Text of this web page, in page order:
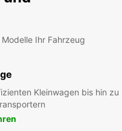
Ihr Fahrzeug
Kleinwagen bis hin zu